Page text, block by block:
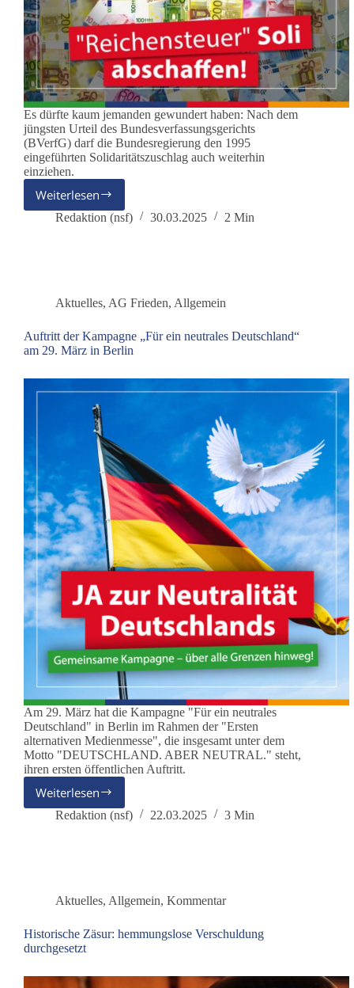
Es dürfte kaum jemanden gewundert haben: Nach dem
jüngsten Urteil des Bundesverfassungsgerichts
(BVerfG) darf die Bundesregierung den 1995
eingeführten Solidaritätszuschlag auch weiterhin
einziehen.
Weiterlesen
Verdeckte
„Reichensteuer“
an
Redaktion (nsf) 30.03.2025 2 Min
Aktuelles, AG Frieden, Allgemein
Auftritt der Kampagne „Für ein neutrales Deutschland“
am 29. März in Berlin
Am 29. März hat die Kampagne "Für ein neutrales
Deutschland" in Berlin im Rahmen der "Ersten
alternativen Medienmesse", die insgesamt unter dem
Motto "DEUTSCHLAND. ABER NEUTRAL." steht,
ihren ersten öffentlichen Auftritt.
Weiterlesen
Auftritt
der
Deutschland“
am
29.
März
in
Berlin
Redaktion (nsf) 22.03.2025 3 Min
Aktuelles, Allgemein, Kommentar
Historische Zäsur: hemmungslose Verschuldung
durchgesetzt